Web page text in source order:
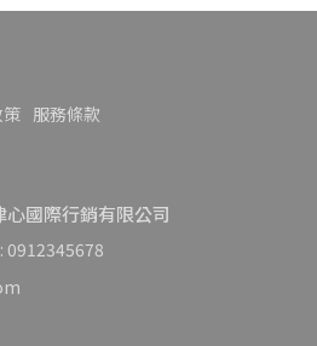
服務條款
國際行銷有限公司